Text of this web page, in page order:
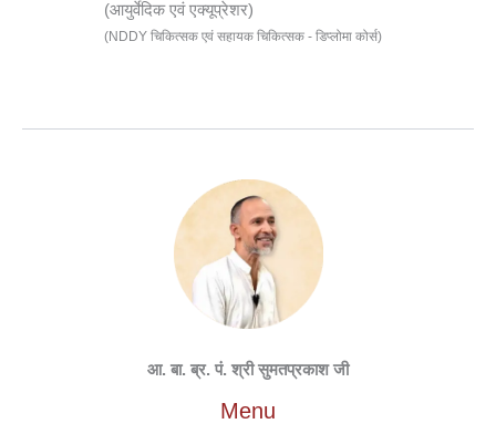
(आयुर्वेदिक एवं एक्यूप्रेशर)
(NDDY चिकित्सक एवं सहायक चिकित्सक - डिप्लोमा कोर्स)
आ. बा. ब्र. पं. श्री सुमतप्रकाश जी
Menu